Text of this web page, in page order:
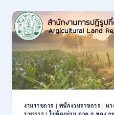
สอบ
เป็น
ข้าราชการ
56
อัตรา
หลาย
ตำแหน่ง
/
ปวช.
ป.ตรี
งานราชการ | พนักงานราชการ |หา